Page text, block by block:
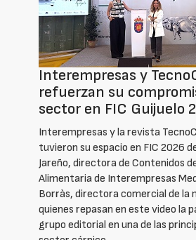
Interempresas y
refuerzan su
sector en FIC Guijuelo
Interempresas y la revista
tuvieron su espacio en FIC 2026
Jareño, directora de Contenidos
Alimentaria de Interempresas
Borràs, directora comercial de la
quienes repasan en este video la
grupo editorial en una de las